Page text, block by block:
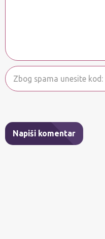
Napiši komentar